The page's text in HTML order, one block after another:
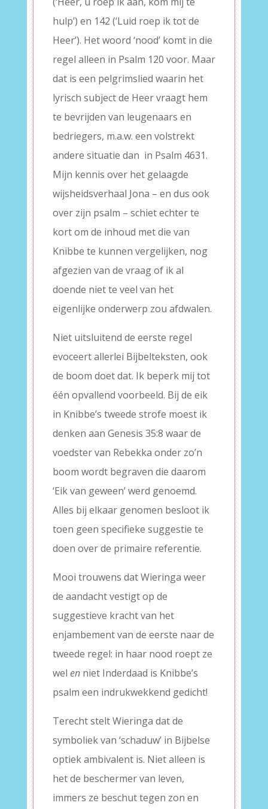
hulp’) en 142 (‘Luid roep ik tot de
Heer’). Het woord ‘nood’ komt in die
regel alleen in Psalm 120 voor. Maar
dat is een pelgrimslied waarin het
lyrisch subject de Heer vraagt hem
te bevrijden van leugenaars en
bedriegers, m.a.w. een volstrekt
andere situatie dan in Psalm 4631.
Mijn kennis over het gelaagde
wijsheidsverhaal Jona – en dus ook
over zijn psalm – schiet echter te
kort om de inhoud met die van
Knibbe te kunnen vergelijken, nog
afgezien van de vraag of ik al
doende niet te veel van het
eigenlijke onderwerp zou afdwalen.
Niet uitsluitend de eerste regel
evoceert allerlei Bijbelteksten, ook
de boom doet dat. Ik beperk mij tot
één opvallend voorbeeld. Bij de eik
in Knibbe’s tweede strofe moest ik
denken aan Genesis 35:8 waar de
voedster van Rebekka onder zo’n
boom wordt begraven die daarom
‘Eik van geween’ werd genoemd.
Alles bij elkaar genomen besloot ik
toen geen specifieke suggestie te
doen over de primaire referentie.
Mooi trouwens dat Wieringa weer
de aandacht vestigt op de
suggestieve kracht van het
enjambement van de eerste naar de
tweede regel: in haar nood roept ze
wel enniet Inderdaad is Knibbe’s
psalm een indrukwekkend gedicht!
Terecht stelt Wieringa dat de
symboliek van ‘schaduw’ in Bijbelse
optiek ambivalent is. Niet alleen is
het de beschermer van leven,
immers ze beschut tegen zon en